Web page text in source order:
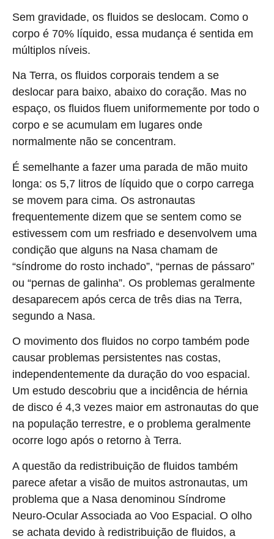
Sem gravidade, os fluidos se deslocam. Como o
corpo é 70% líquido, essa mudança é sentida em
múltiplos níveis.
Na Terra, os fluidos corporais tendem a se
deslocar para baixo, abaixo do coração. Mas no
espaço, os fluidos fluem uniformemente por todo o
corpo e se acumulam em lugares onde
normalmente não se concentram.
É semelhante a fazer uma parada de mão muito
longa: os 5,7 litros de líquido que o corpo carrega
se movem para cima. Os astronautas
frequentemente dizem que se sentem como se
estivessem com um resfriado e desenvolvem uma
condição que alguns na Nasa chamam de
“síndrome do rosto inchado”, “pernas de pássaro”
ou “pernas de galinha”. Os problemas geralmente
desaparecem após cerca de três dias na Terra,
segundo a Nasa.
O movimento dos fluidos no corpo também pode
causar problemas persistentes nas costas,
independentemente da duração do voo espacial.
Um estudo descobriu que a incidência de hérnia
de disco é 4,3 vezes maior em astronautas do que
na população terrestre, e o problema geralmente
ocorre logo após o retorno à Terra.
A questão da redistribuição de fluidos também
parece afetar a visão de muitos astronautas, um
problema que a Nasa denominou Síndrome
Neuro-Ocular Associada ao Voo Espacial. O olho
se achata devido à redistribuição de fluidos, a